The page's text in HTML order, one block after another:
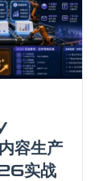
容生产
实战